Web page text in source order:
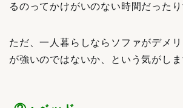
るのってかけがいのない時間だったり
ただ、一人暮らしならソファがデメ
が強いのではないか、という気がしま